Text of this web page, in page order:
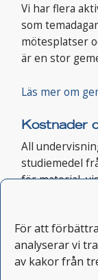
För att
analyserar vi
av kakor från
Vi har flera
som
mötesplatser
är en stor
Läs mer om
Kostnader
All
studiemedel
för material,
Du som bor
Läs mer om